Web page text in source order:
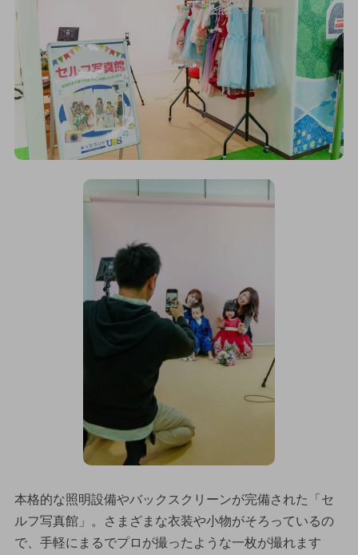
本格的な照明設備やバックスクリーンが完備された「セ
ルフ写真館」。さまざまな衣装や小物がそろっているの
で、手軽にまるでプロが撮ったような一枚が撮れます